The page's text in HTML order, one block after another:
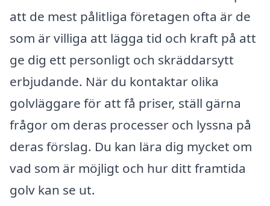
att de mest pålitliga företagen ofta är de
som är villiga att lägga tid och kraft på att
ge dig ett personligt och skräddarsytt
erbjudande. När du kontaktar olika
golvläggare för att få priser, ställ gärna
frågor om deras processer och lyssna på
deras förslag. Du kan lära dig mycket om
vad som är möjligt och hur ditt framtida
golv kan se ut.